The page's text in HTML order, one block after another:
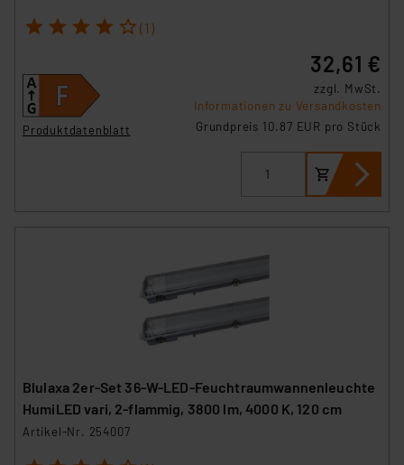
1 2 3 4 5 (1)
Produktdatenblatt
32,61 €
zzgl. MwSt.
Informationen zu Versandkosten
Grundpreis 10.87 EUR pro Stück
Blulaxa 2er-Set 36-W-LED-Feuchtraumwannenleuchte
HumiLED vari, 2-flammig, 3800 lm, 4000 K, 120 cm
Artikel-Nr. 254007